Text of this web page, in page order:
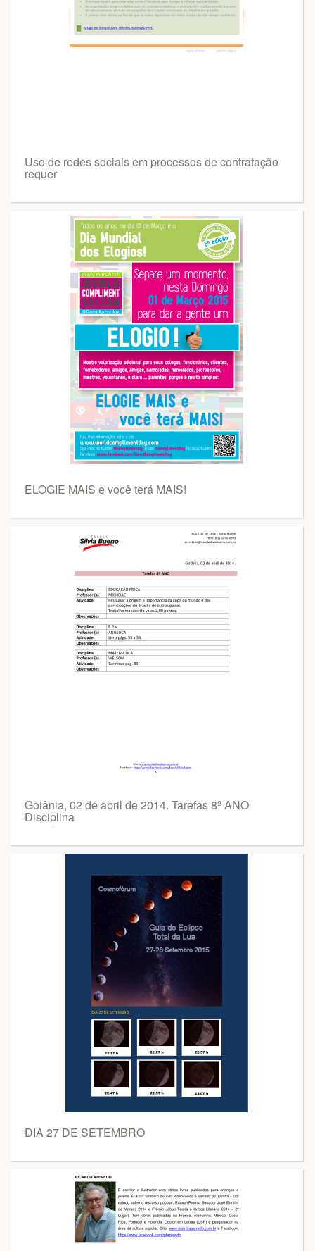
Uso de redes sociais em processos de contratação
requer
ELOGIE MAIS e você terá MAIS!
Goiânia, 02 de abril de 2014. Tarefas 8º ANO
Disciplina
DIA 27 DE SETEMBRO